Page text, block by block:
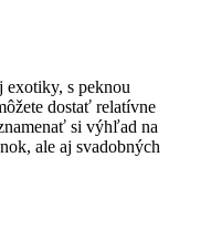
exotiky, s peknou
dostať relatívne
si výhľad na
ale aj svadobných